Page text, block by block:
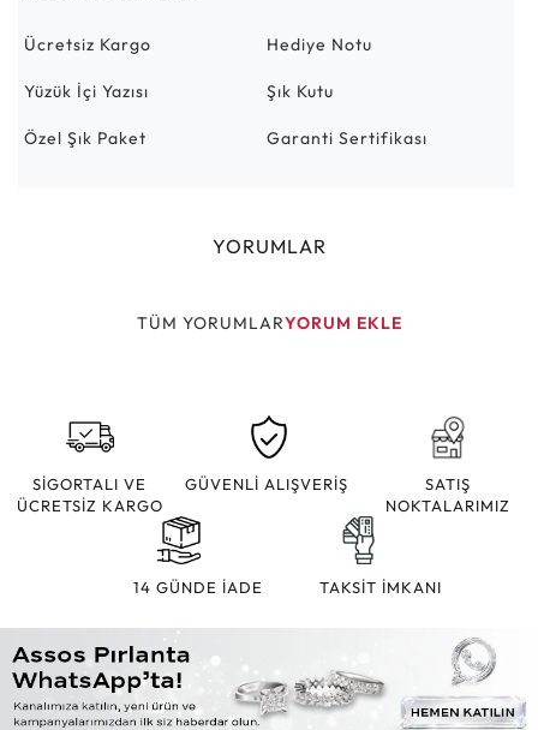
Ücretsiz Kargo Hediye Notu
Yüzük İçi Yazısı Şık Kutu
Özel Şık Paket Garanti Sertifikası
YORUMLAR
TÜM YORUMLARYORUM EKLE
SİGORTALI VE
ÜCRETSİZ KARGO
GÜVENLİ ALIŞVERİŞ
SATIŞ
NOKTALARIMIZ
14 GÜNDE İADE TAKSİT İMKANI